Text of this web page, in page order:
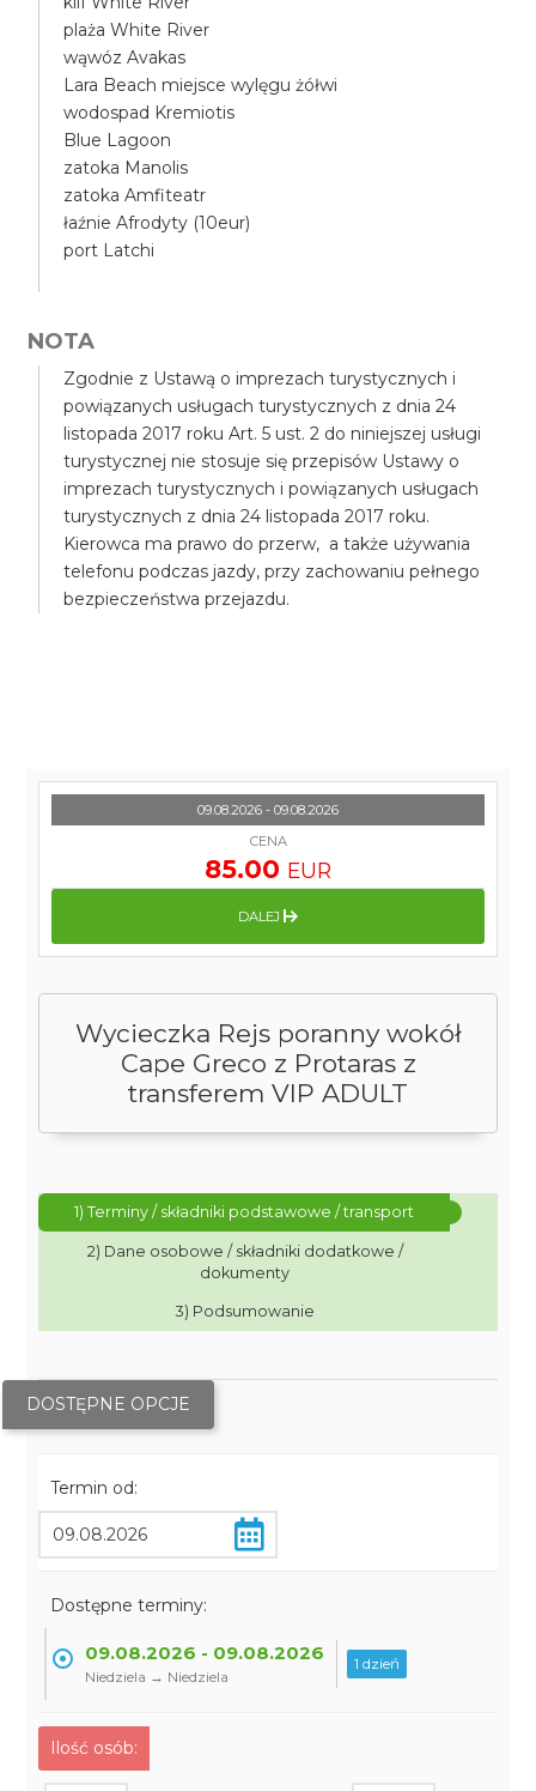
plaża White River
wąwóz Avakas
Lara Beach miejsce wylęgu żółwi
wodospad Kremiotis
Blue Lagoon
zatoka Manolis
zatoka Amfiteatr
łaźnie Afrodyty (10eur)
port Latchi
NOTA
Zgodnie z Ustawą o imprezach turystycznych i
powiązanych usługach turystycznych z dnia 24
listopada 2017 roku Art. 5 ust. 2 do niniejszej usługi
turystycznej nie stosuje się przepisów Ustawy o
imprezach turystycznych i powiązanych usługach
turystycznych z dnia 24 listopada 2017 roku.
Kierowca ma prawo do przerw, a także używania
telefonu podczas jazdy, przy zachowaniu pełnego
bezpieczeństwa przejazdu.
Wycieczka Rejs poranny wokół
Cape Greco z Protaras z
transferem VIP ADULT
1) Terminy / składniki podstawowe / transport
2) Dane osobowe / składniki dodatkowe /
dokumenty
3) Podsumowanie
DOSTĘPNE OPCJE
Termin od:
Dostępne terminy:
09.08.2026 - 09.08.2026
Niedziela → Niedziela
1 dzień
Ilość osób:
09.08.2026 - 09.08.2026
CENA
85.00 EUR
DALEJ